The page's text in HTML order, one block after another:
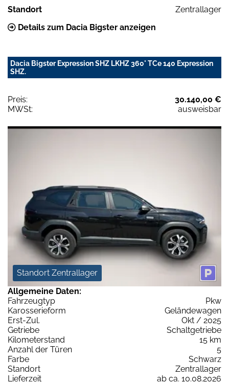
Standort
Zentrallager
Details zum Dacia Bigster anzeigen
Dacia Bigster Expression SHZ LKHZ 360° TCe 140 Expression
SHZ.
Preis:
30.140,00 €
MWSt:
ausweisbar
Standort Zentrallager
Allgemeine Daten:
Fahrzeugtyp
Pkw
Karosserieform
Geländewagen
Erst-Zul.
Okt / 2025
Getriebe
Schaltgetriebe
Kilometerstand
15 km
Anzahl der Türen
5
Farbe
Schwarz
Standort
Zentrallager
Lieferzeit
ab ca. 10.08.2026